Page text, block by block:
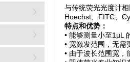
与传统荧光光度计
Hoechst、FITC、
特点和优势：
• 能够测量小至1µL
• 宽激发范围，无需
• 由于波长范围宽